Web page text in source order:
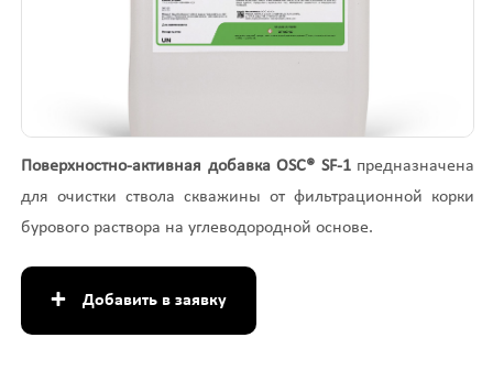
Поверхностно-активная добавка OSC® SF-1 предназначена
для очистки ствола скважины от фильтрационной корки
бурового раствора на углеводородной основе.
+ Добавить в заявку